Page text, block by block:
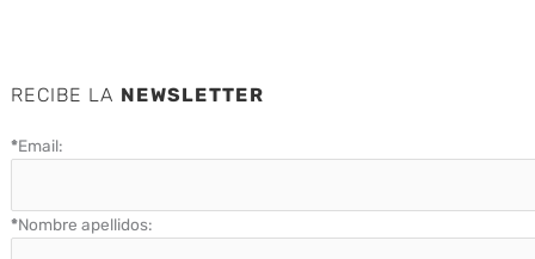
RECIBE LA NEWSLETTER
*Email:
*Nombre apellidos: